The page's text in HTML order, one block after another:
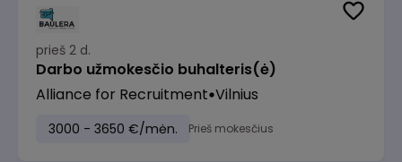
prieš 2 d.
Darbo užmokesčio buhalteris(ė)
Alliance for Recruitment Vilnius
3000 - 3650 €/mėn. Prieš mokesčius